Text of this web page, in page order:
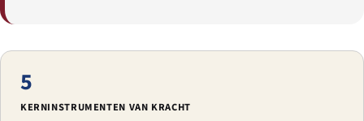
5
KERNINSTRUMENTEN VAN KRACHT